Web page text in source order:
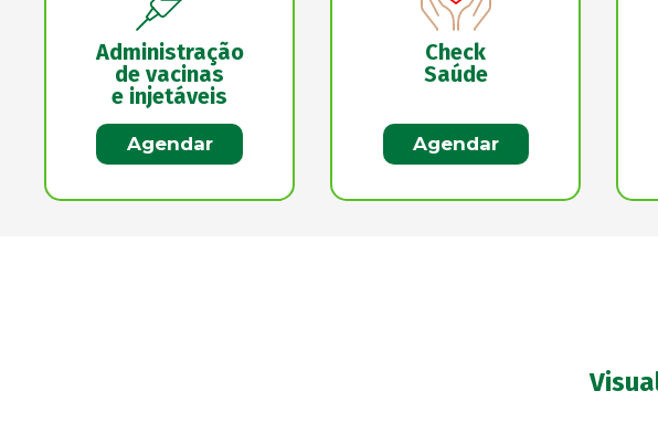
Administração
de vacinas
e injetáveis
Agendar
Check
Saúde
Agendar